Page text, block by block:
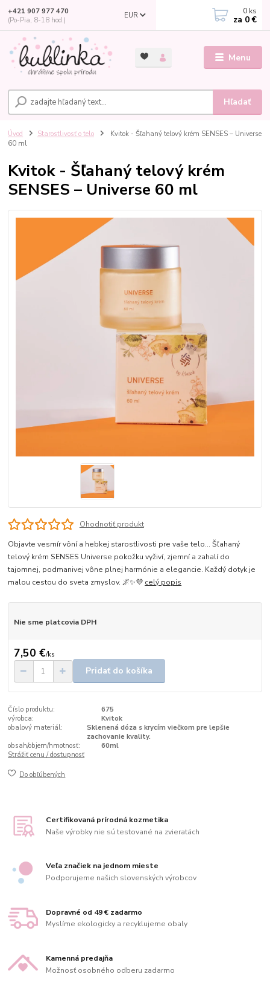
Menu
EUR
Hľadať
+421 907 977 470
(Po-Pia, 8-18 hod.)
0 ks
za 0 €
Úvod Starostlivosť o telo
Kvitok - Šľahaný telový krém SENSES – Universe
60 ml
Kvitok - Šľahaný telový krém
SENSES – Universe 60 ml
Ohodnotiť produkt
Objavte vesmír vôní a hebkej starostlivosti pre vaše telo… Šľahaný
telový krém SENSES Universe pokožku vyživí, zjemní a zahalí do
tajomnej, podmanivej vône plnej harmónie a elegancie. Každý dotyk je
malou cestou do sveta zmyslov. 🌌✨💜 celý popis
Nie sme platcovia DPH
7,50 €/ks
Pridať do košíka
Číslo produktu:
675
výrobca:
Kvitok
obalový materiál:
Sklenená dóza s krycím viečkom pre lepšie
zachovanie kvality.
obsah/objem/hmotnosť:
60ml
Strážiť cenu / dostupnosť
Do obľúbených
Certifikovaná prírodná kozmetika
Naše výrobky nie sú testované na zvieratách
Veľa značiek na jednom mieste
Podporujeme našich slovenských výrobcov
Dopravné od 49 € zadarmo
Myslíme ekologicky a recyklujeme obaly
Kamenná predajňa
Možnosť osobného odberu zadarmo